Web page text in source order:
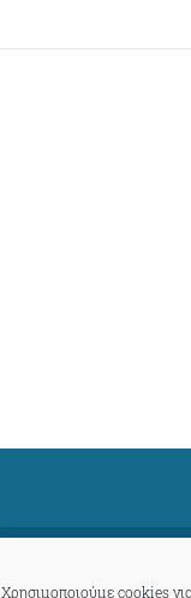
Χρησιμοποιούμε cookies